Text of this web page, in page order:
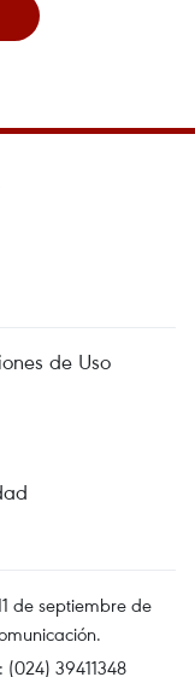
de Uso
de septiembre de
(024) 39411348